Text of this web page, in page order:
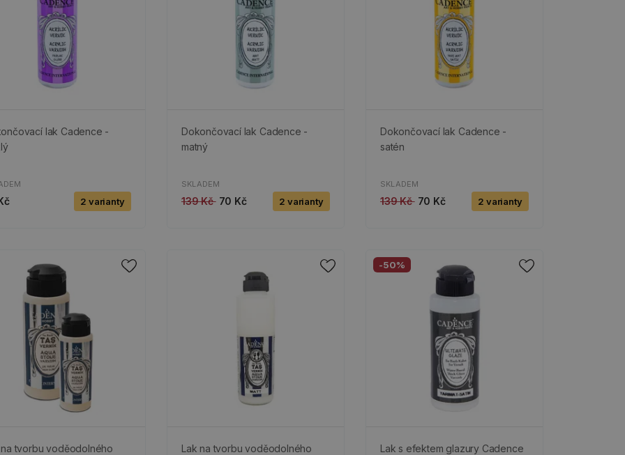
lak Cadence -
2 varianty
Dokončovací lak Cadence -
matný
SKLADEM
139 Kč 70 Kč 2 varianty
Dokončovací lak Cadence -
satén
SKLADEM
139 Kč 70 Kč 2 varianty
na tvorbu voděodolného
Lak na tvorbu voděodolného
-50%
Lak s efektem glazury Cadence